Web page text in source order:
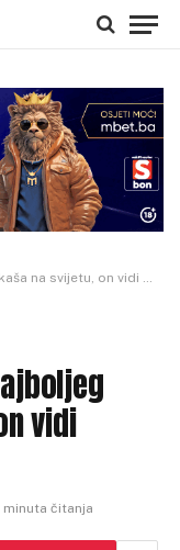
on vidi svaku našu grešku
vidi
minuta čitanja